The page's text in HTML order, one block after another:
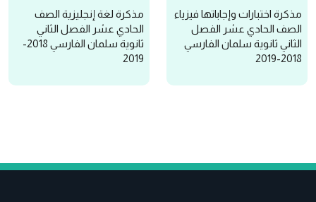
مذكرة اختبارات وإجاباتها فيزياء
الصف الحادي عشر الفصل
الثاني ثانوية سلمان الفارسي
2018-2019
مذكرة لغة إنجليزية الصف
الحادي عشر الفصل الثاني
ثانوية سلمان الفارسي 2018-
2019